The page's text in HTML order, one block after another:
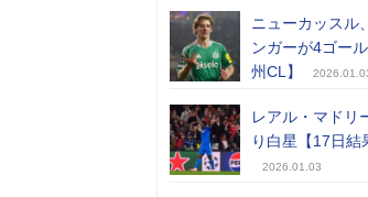
ニューカッスル
ンガーが4ゴー
州CL】
レアル・マドリ
り白星【17日結
2026.01.03